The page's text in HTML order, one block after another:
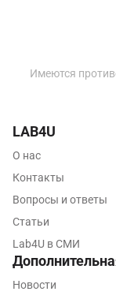
Псков
Пушкино
Раменское
Имеются
LAB4U
О нас
Контакты
Вопросы и ответы
Статьи
Lab4U в СМИ
Новости